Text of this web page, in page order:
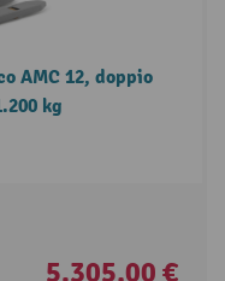
AMC 12, doppio
kg
5.305,00 €